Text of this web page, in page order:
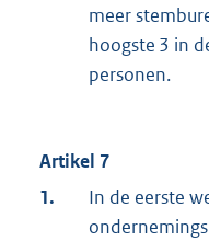
meer
hoogste 3 in
personen.
Artikel 7
1.
In de eerste